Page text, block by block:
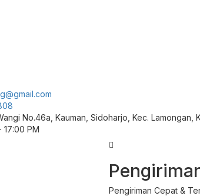
No.46a, Kauman, Sidoharjo, Kec. Lamongan,
PM
Pengiriman Cepat &